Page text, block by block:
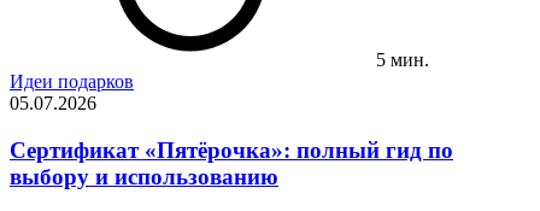
5 мин.
Идеи подарков
05.07.2026
Сертификат «Пятёрочка»: полный гид по
выбору и использованию